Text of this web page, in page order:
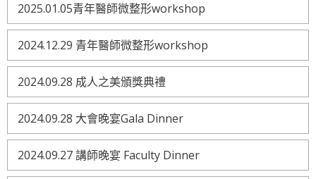
2025.01.05青年醫師微整形workshop
2024.12.29 青年醫師微整形workshop
2024.09.28 成人之美頒獎典禮
2024.09.28 大會晚宴Gala Dinner
2024.09.27 講師晚宴 Faculty Dinner